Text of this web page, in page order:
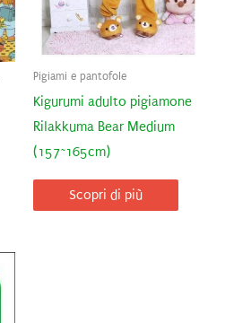
Pigiami e pantofole
Kigurumi adulto pigiamone
Rilakkuma Bear Medium
(157~165cm)
Scopri di più